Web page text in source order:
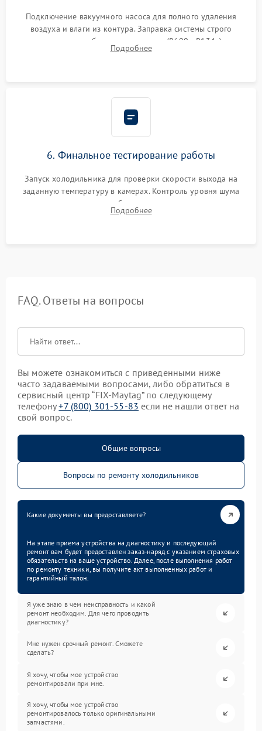
Подключение вакуумного насоса для полного удаления
воздуха и влаги из контура. Заправка системы строго
дозированным объемом хладагента (R600a, R134a) по
электронным весам. Контроль рабочего давления в системе.
Подробнее
6. Финальное тестирование работы
Запуск холодильника для проверки скорости выхода на
заданную температуру в камерах. Контроль уровня шума
компрессора, отсутствия обмерзания стенок и корректного
срабатывания системы автоматической оттайки.
Подробнее
FAQ. Ответы на вопросы
Вы можете ознакомиться с приведенными ниже
часто задаваемыми вопросами, либо обратиться в
сервисный центр “FIX-Maytag” по следующему
телефону+7 (800) 301-55-83 если не нашли ответ на
свой вопрос.
Общие вопросы
Вопросы по ремонту холодильников
Какие документы вы предоставляете?
На этапе приема устройства на диагностику и последующий
ремонт вам будет предоставлен заказ-наряд с указанием страховых
обязательств на ваше устройство. Далее, после выполнения работ
по ремонту техники, вы получите акт выполненных работ и
гарантийный талон.
Я уже знаю в чем неисправность и какой
ремонт необходим. Для чего проводить
диагностику?
Мне нужен срочный ремонт. Сможете
сделать?
Я хочу, чтобы мое устройство
ремонтировали при мне.
Я хочу, чтобы мое устройство
ремонтировалось только оригинальными
запчастями.